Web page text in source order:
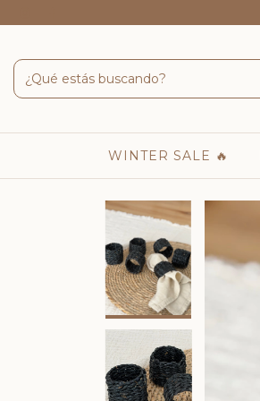
WINTER SALE 🔥